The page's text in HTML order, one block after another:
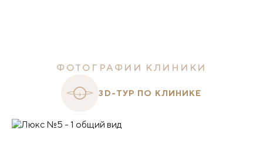
ФОТОГРАФИИ КЛИНИКИ
3D-ТУР ПО КЛИНИКЕ